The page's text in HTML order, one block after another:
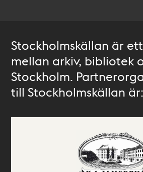
Stockholmskällan är
mellan arkiv, bibliotek
Stockholm.
till Stockholmskällan är: